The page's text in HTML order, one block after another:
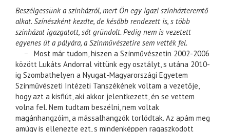
Beszélgessünk a színházról, mert Ön egy igazi színházteremtő
alkat. Színészként kezdte, de később rendezett is, s több
színházat igazgatott, sőt gründolt. Pedig nem is vezetett
egyenes út a pályára, a Színművészetire sem vették fel.
– Most már tudom, hiszen a Színművészetin 2002-2006
között Lukáts Andorral vittünk egy osztályt, s utána 2010-
ig Szombathelyen a Nyugat-Magyarországi Egyetem
Színművészeti Intézeti Tanszékének voltam a vezetője,
hogy azt a kisfiút, aki akkor jelentkezett, én se vettem
volna fel. Nem tudtam beszélni, nem voltak
magánhangzóim, a mássalhangzók torlódtak. Az apám meg
amúgy is ellenezte ezt, s mindenképpen ragaszkodott